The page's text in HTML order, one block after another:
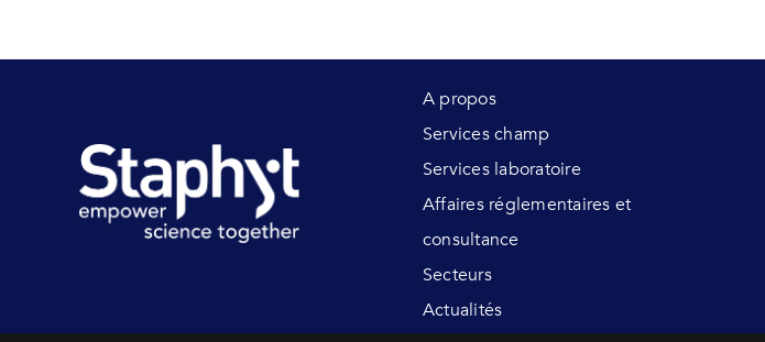
A propos
Services champ
Services laboratoire
Affaires réglementaires et
consultance
Secteurs
Actualités